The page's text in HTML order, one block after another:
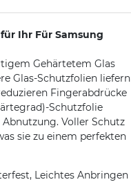
Ihr Für Samsung
Gehärtetem Glas
Glas-Schutzfolien liefern
Fingerabdrücke
Schutzfolie
Voller Schutz
sie zu einem perfekten
Leichtes Anbringen